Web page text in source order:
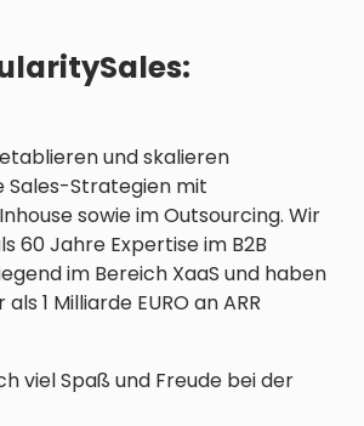
und skalieren
Strategien mit
sowie im Outsourcing. Wir
60 Jahre Expertise im B2B
im Bereich XaaS und haben
1 Milliarde EURO an ARR
viel Spaß und Freude bei der